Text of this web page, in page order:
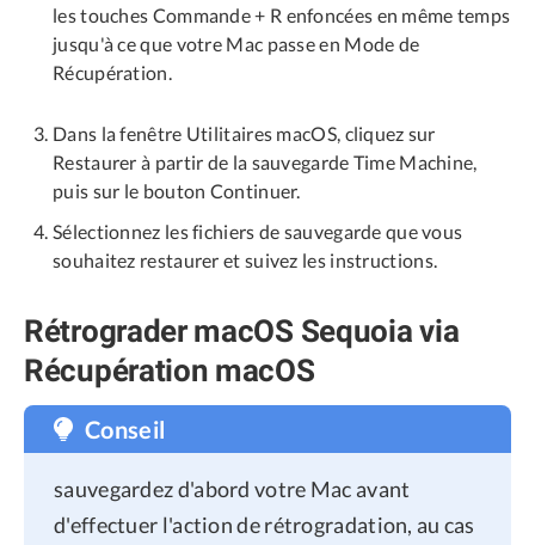
les touches Commande + R enfoncées en même temps
jusqu'à ce que votre Mac passe en Mode de
Récupération.
Dans la fenêtre Utilitaires macOS, cliquez sur
Restaurer à partir de la sauvegarde Time Machine,
puis sur le bouton Continuer.
Sélectionnez les fichiers de sauvegarde que vous
souhaitez restaurer et suivez les instructions.
Rétrograder macOS Sequoia via
Récupération macOS
Conseil
sauvegardez d'abord votre Mac avant
d'effectuer l'action de rétrogradation, au cas